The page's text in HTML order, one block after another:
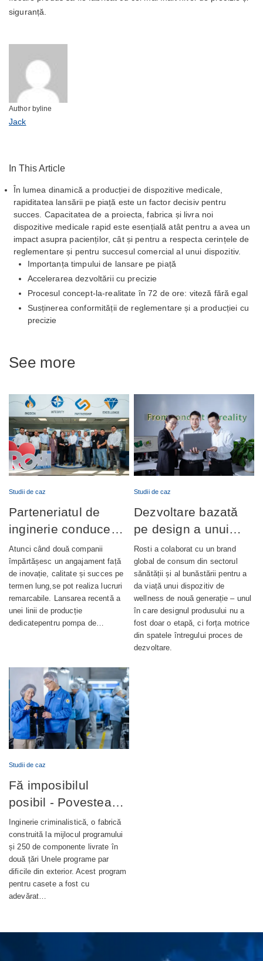
siguranță.
Author byline
Jack
In This Article
În lumea dinamică a producției de dispozitive medicale,
rapiditatea lansării pe piață este un factor decisiv pentru
succes. Capacitatea de a proiecta, fabrica și livra noi
dispozitive medicale rapid este esențială atât pentru a avea un
impact asupra pacienților, cât și pentru a respecta cerințele de
reglementare și pentru succesul comercial al unui dispozitiv.
Importanța timpului de lansare pe piață
Accelerarea dezvoltării cu precizie
Procesul concept-la-realitate în 72 de ore: viteză fără egal
Susținerea conformității de reglementare și a producției cu
precizie
See more
Studii de caz
Parteneriatul de
inginerie conduce
lansarea cu succes
a producției de
pompe de ungere
automată
Atunci când două companii
împărtășesc un angajament față
de inovație, calitate și succes pe
termen lung,se pot realiza lucruri
remarcabile. Lansarea recentă a
unei linii de producție
dedicatepentru pompa de…
Studii de caz
Dezvoltare bazată
pe design a unui
dispozitiv de
wellness complet
integrat
Rosti a colaborat cu un brand
global de consum din sectorul
sănătății și al bunăstării pentru a
da viață unui dispozitiv de
wellness de nouă generație – unul
în care designul produsului nu a
fost doar o etapă, ci forța motrice
din spatele întregului proces de
dezvoltare.
Studii de caz
Fă imposibilul
posibil - Povestea
completă din spatele
unui terminal bancar
de autoservire de
nouă generație
Inginerie criminalistică, o fabrică
construită la mijlocul programului
și 250 de componente livrate în
două țări Unele programe par
dificile din exterior. Acest program
pentru casete a fost cu
adevărat…